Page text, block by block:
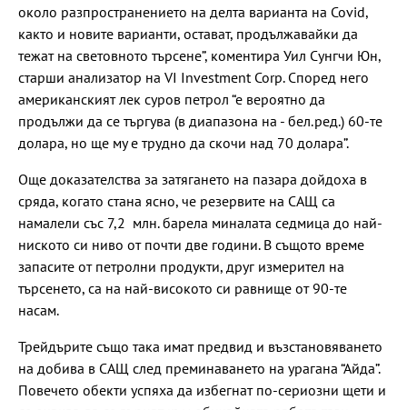
около разпространението на делта варианта на Covid,
както и новите варианти, остават, продължавайки да
тежат на световното търсене”, коментира Уил Сунгчи Юн,
старши анализатор на VI Investment Corp. Според него
американският лек суров петрол “е вероятно да
продължи да се търгува (в диапазона на - бел.ред.) 60-те
долара, но ще му е трудно да скочи над 70 долара”.
Още доказателства за затягането на пазара дойдоха в
сряда, когато стана ясно, че резервите на САЩ са
намалели със 7,2 млн. барела миналата седмица до най-
ниското си ниво от почти две години. В същото време
запасите от петролни продукти, друг измерител на
търсенето, са на най-високото си равнище от 90-те
насам.
Трейдърите също така имат предвид и възстановяването
на добива в САЩ след преминаването на урагана “Айда”.
Повечето обекти успяха да избегнат по-сериозни щети и